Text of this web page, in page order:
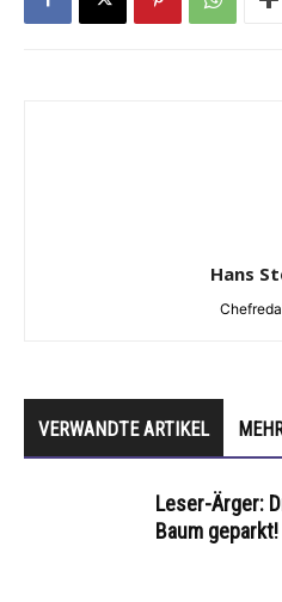
Hans
VERWANDTE ARTIKEL
Leser-Ärger:
Baum geparkt!